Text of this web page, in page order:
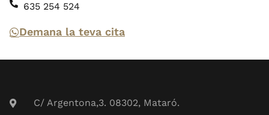
635 254 524
Demana la teva cita
C/ Argentona,3. 08302, Mataró.